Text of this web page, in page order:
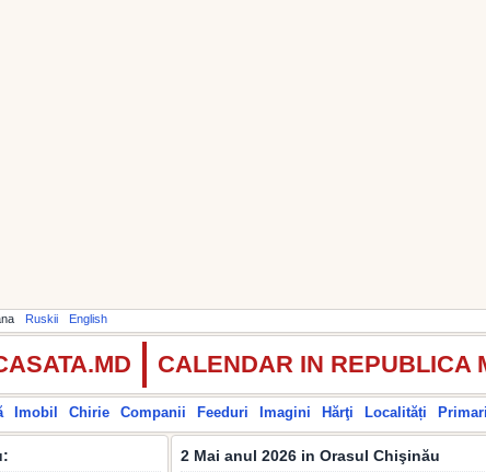
Ruskii English
CALENDAR IN REPUBLICA
Imobil Chirie Companii Feeduri Imagini Hărţi Localități
2 Mai anul 2026 in Orasul Chişinău